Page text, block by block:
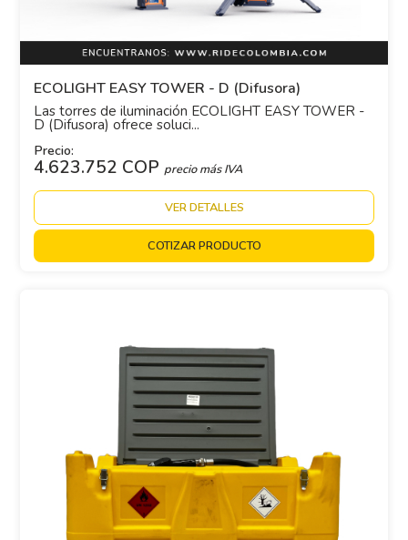
ECOLIGHT EASY TOWER - D (Difusora)
Las torres de iluminación ECOLIGHT EASY TOWER -
D (Difusora) ofrece soluci...
Precio:
4.623.752 COPprecio más IVA
VER DETALLES
COTIZAR PRODUCTO